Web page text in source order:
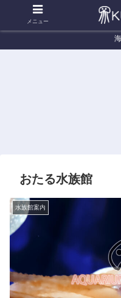
おたる水族館
水族館案内
メニュー